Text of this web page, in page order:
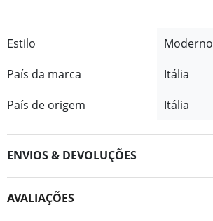
Estilo
Moderno
País da marca
Itália
País de origem
Itália
ENVIOS & DEVOLUÇÕES
AVALIAÇÕES